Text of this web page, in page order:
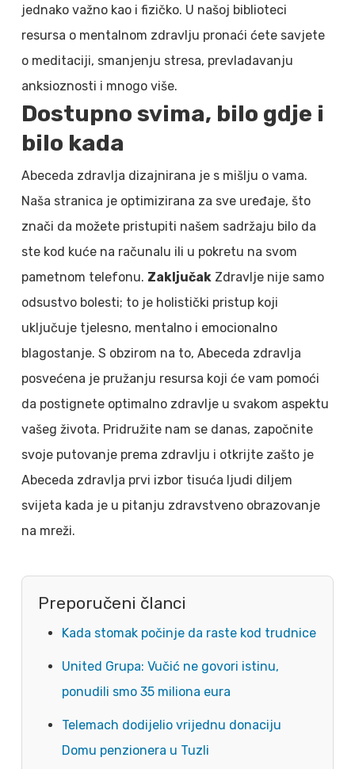
jednako važno kao i fizičko. U našoj biblioteci
resursa o mentalnom zdravlju pronaći ćete savjete
o meditaciji, smanjenju stresa, prevladavanju
anksioznosti i mnogo više.
Dostupno svima, bilo gdje i
bilo kada
Abeceda zdravlja dizajnirana je s mišlju o vama.
Naša stranica je optimizirana za sve uređaje, što
znači da možete pristupiti našem sadržaju bilo da
ste kod kuće na računalu ili u pokretu na svom
pametnom telefonu. ZaključakZdravlje nije samo
odsustvo bolesti; to je holistički pristup koji
uključuje tjelesno, mentalno i emocionalno
blagostanje. S obzirom na to, Abeceda zdravlja
posvećena je pružanju resursa koji će vam pomoći
da postignete optimalno zdravlje u svakom aspektu
vašeg života. Pridružite nam se danas, započnite
svoje putovanje prema zdravlju i otkrijte zašto je
Abeceda zdravlja prvi izbor tisuća ljudi diljem
svijeta kada je u pitanju zdravstveno obrazovanje
na mreži.
Preporučeni članci
Kada stomak počinje da raste kod trudnice
United Grupa: Vučić ne govori istinu,
ponudili smo 35 miliona eura
Telemach dodijelio vrijednu donaciju
Domu penzionera u Tuzli